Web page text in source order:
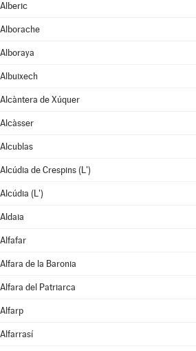
Alberic
Alborache
Alboraya
Albuixech
Alcàntera de Xúquer
Alcàsser
Alcublas
Alcúdia de Crespins (L')
Alcúdia (L')
Aldaia
Alfafar
Alfara de la Baronia
Alfara del Patriarca
Alfarp
Alfarrasí